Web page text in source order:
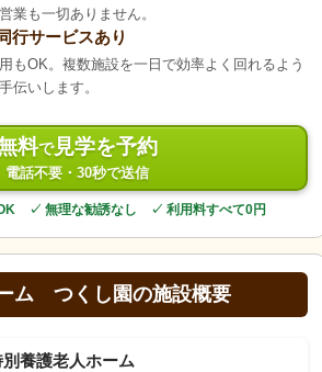
業も一切ありません。
行サービスあり
もOK。複数施設を一日で効率よく回れるよう
伝いします。
料で見学を予約
電話不要・30秒で送信
✓ 無理な勧誘なし ✓ 利用料すべて0円
ム つくし園の施設概要
別養護老人ホーム